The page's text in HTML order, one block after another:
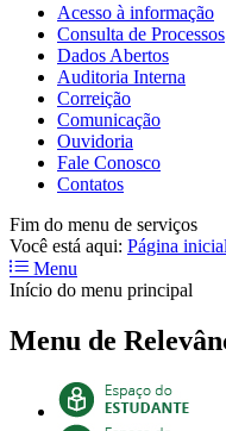
Acesso à informação
Consulta de Processos
Dados Abertos
Auditoria Interna
Correição
Comunicação
Ouvidoria
Fale Conosco
Contatos
Fim do menu de serviços
Você está aqui: Página inicial
Menu
Início do menu principal
Menu de